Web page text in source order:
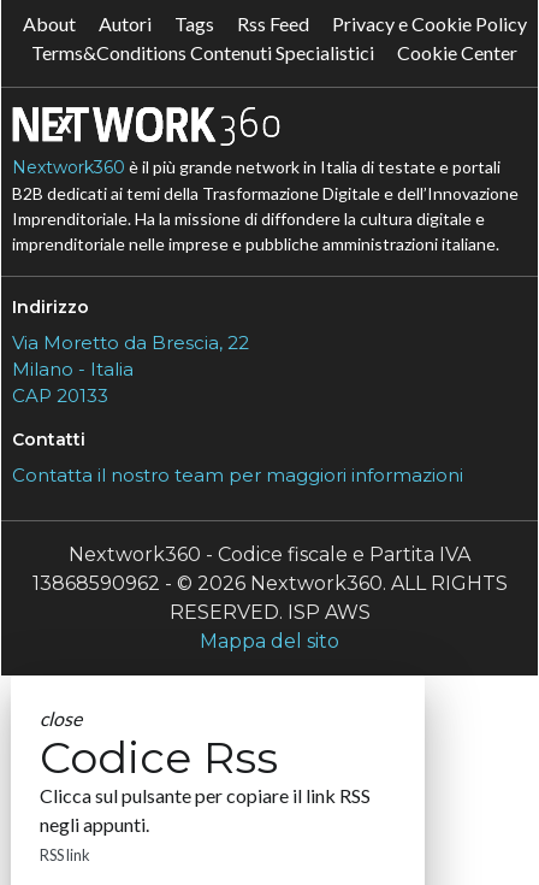
About Autori Tags Rss Feed
Privacy e Cookie Policy
Terms&Conditions Contenuti Specialistici
Cookie Center
Nextwork360 è il più grande network in Italia di testate e portali
B2B dedicati ai temi della Trasformazione Digitale e dell’Innovazione
Imprenditoriale. Ha la missione di diffondere la cultura digitale e
imprenditoriale nelle imprese e pubbliche amministrazioni italiane.
Indirizzo
Via Moretto da Brescia, 22
Milano - Italia
CAP 20133
Contatti
Contatta il nostro team per maggiori informazioni
Nextwork360 - Codice fiscale e Partita IVA
13868590962 - © 2026 Nextwork360. ALL RIGHTS
RESERVED. ISP AWS
Mappa del sito
close
Codice Rss
Clicca sul pulsante per copiare il link RSS
negli appunti.
RSS link